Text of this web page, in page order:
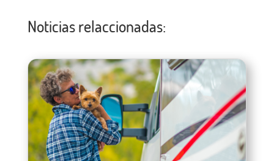
Noticias relaccionadas: